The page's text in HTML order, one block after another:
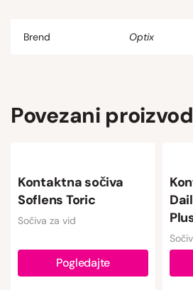
Brend Optix
Povezani
Kontaktna sočiva
Soflens Toric
Sočiva za vid
Pogledajte